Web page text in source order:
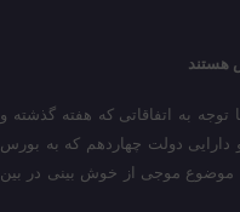
هستند
به اتفاقاتی که هفته گذشته و
دارایی دولت چهاردهم که به بورس
موضوع موجی از خوش بینی در بین